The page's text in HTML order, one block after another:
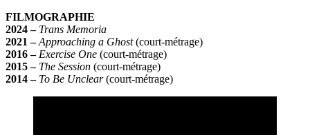
FILMOGRAPHIE
2024 – Trans Memoria
2021 – Approaching a Ghost(court-métrage)
2016 – Exercise One (court-métrage)
2015 – The Session (court-métrage)
2014 – To Be Unclear(court-métrage)